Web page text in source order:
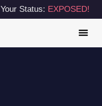
Your Status: EXPOSED!